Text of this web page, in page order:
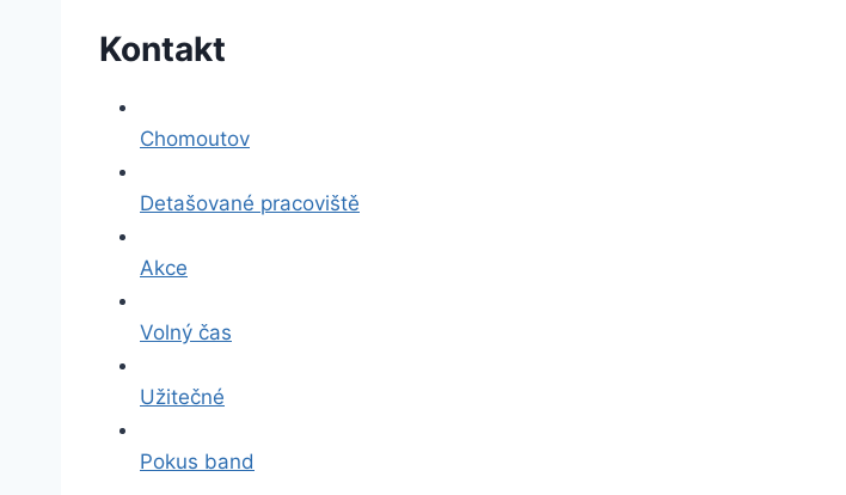
Kontakt
Chomoutov
Detašované pracoviště
Akce
Volný čas
Užitečné
Pokus band